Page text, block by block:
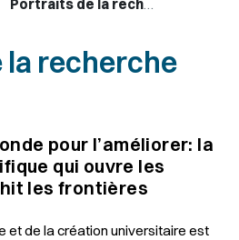
Portraits de la recherche
la recherche
pour l’améliorer: la
qui ouvre les
les frontières
et de la création universitaire est